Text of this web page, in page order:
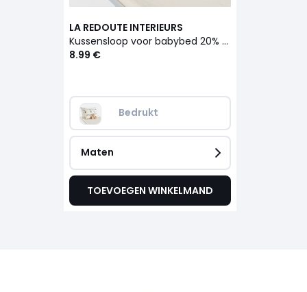
LA REDOUTE INTERIEURS
Kussensloop voor babybed 20% gerecycled katoen, Aubin
8.99 €
Bedrukt
Maten
TOEVOEGEN WINKELMAND